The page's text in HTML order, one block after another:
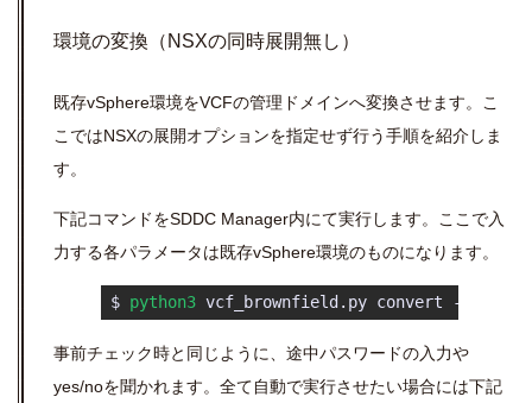
環境の変換（NSXの同時展開無し）
既存vSphere環境をVCFの管理ドメインへ変換させます。こ
こではNSXの展開オプションを指定せず行う手順を紹介しま
す。
下記コマンドをSDDC Manager内にて実行します。ここで入
力する各パラメータは既存vSphere環境のものになります。
$ python3 vcf_brownfield.py convert --vcenter
事前チェック時と同じように、途中パスワードの入力や
yes/noを聞かれます。全て自動で実行させたい場合には下記